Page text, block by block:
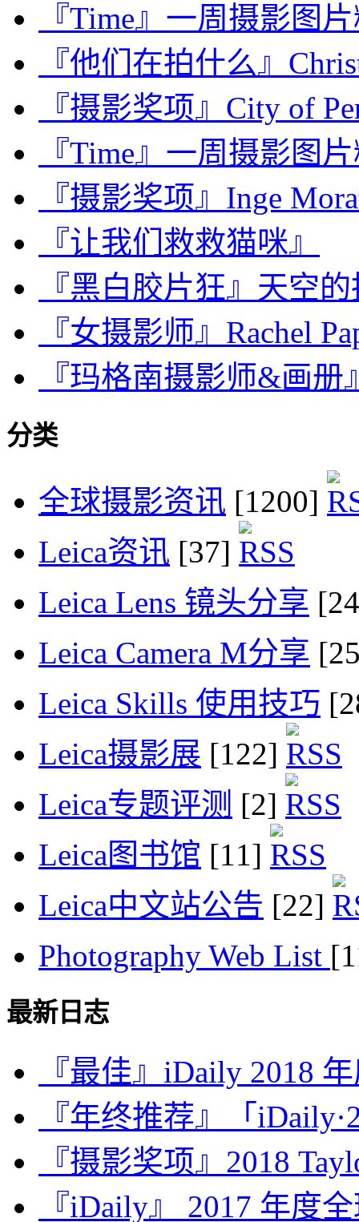
『Time』一周摄影图
『他们在拍什么』
『摄影奖项』City of
『Time』一周摄影图
『摄影奖项』Inge
『让我们救救猫咪』
『黑白胶片狂』天空
『女摄影师』Rachel
『玛格南摄影师&画册
分类
全球摄影资讯 [1200]
Leica资讯 [37]
Leica Lens 镜头分享
Leica Camera M分享
Leica Skills 使用技巧
Leica摄影展 [122]
Leica专题评测 [2]
Leica图书馆 [11]
Leica中文站公告 [22]
Photography Web List
最新日志
『最佳』iDaily 2018
『年终推荐』「
『摄影奖项』2018
『iDaily』 2017 年度